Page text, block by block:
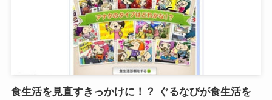
食生活を見直すきっかけに！？ ぐるなびが食生活を